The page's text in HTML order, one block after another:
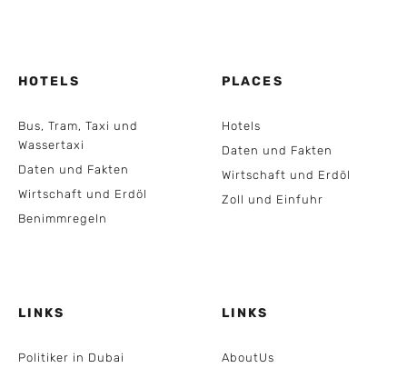
HOTELS
Bus, Tram, Taxi und
Wassertaxi
Daten und Fakten
Wirtschaft und Erdöl
Benimmregeln
PLACES
Hotels
Daten und Fakten
Wirtschaft und Erdöl
Zoll und Einfuhr
LINKS
Politiker in Dubai
LINKS
AboutUs